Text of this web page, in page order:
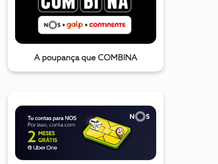
A poupança que COMBINA